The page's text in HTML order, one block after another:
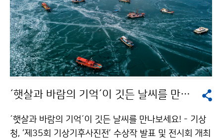
´햇살과 바람의 기억´이 깃든 날씨를 만나보세요!
´햇살과 바람의 기억´이 깃든 날씨를 만나보세요! - 기상
청, ‘제35회 기상기후사진전’ 수상작 발표 및 전시회 개최